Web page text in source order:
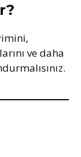
ve daha